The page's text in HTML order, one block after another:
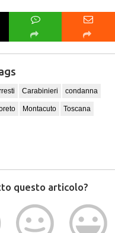
Carabinieri condanna
Montacuto Toscana
questo articolo?